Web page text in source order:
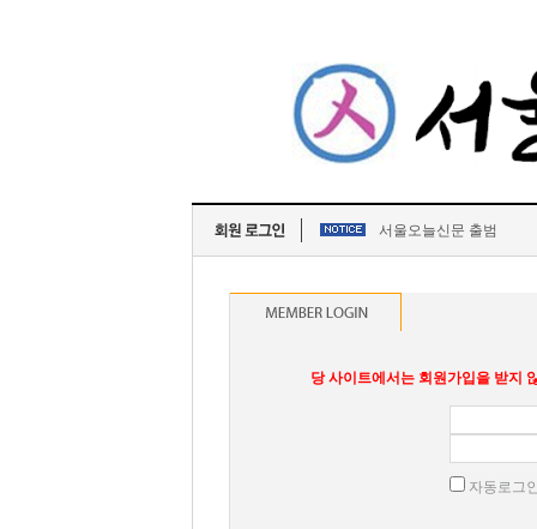
서울오늘신문 출범
당 사이트에서는 회원가입을 받지
자동로그